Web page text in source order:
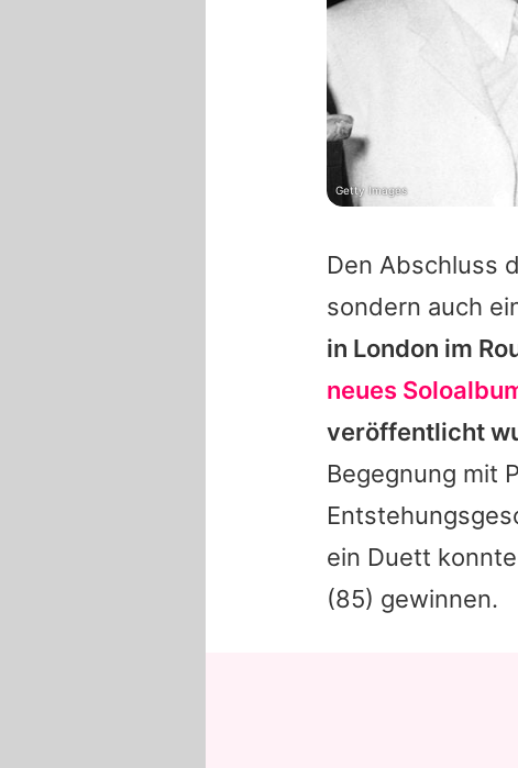
Den Abschluss
sondern auch
in London im
neues
veröffentlicht
Begegnung mit
ein Duett konnte
(85) gewinnen.
Getty Images